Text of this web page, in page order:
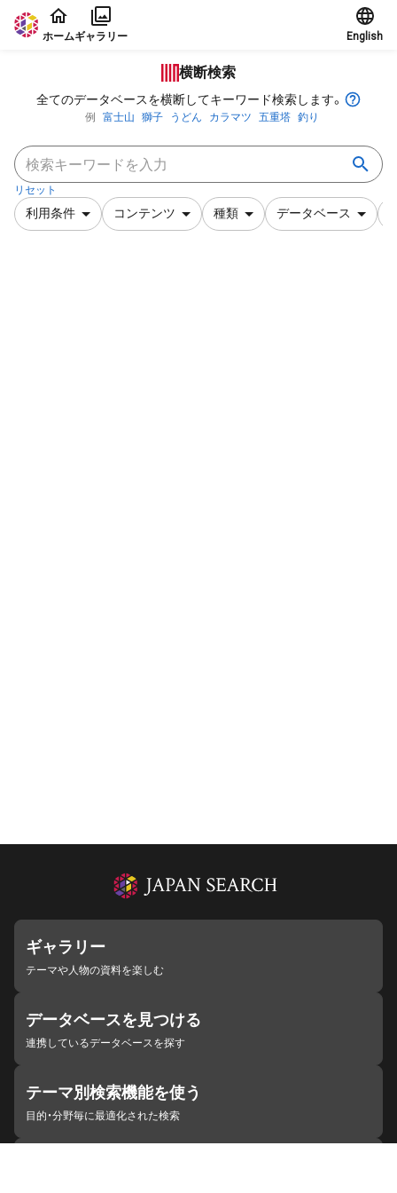
本文に飛ぶ
ホームギャラリー English
横断検索
全てのデータベースを横断してキーワード検索します。
例 富士山 獅子 うどん カラマツ 五重塔 釣り
リセット
利用条件 コンテンツ 種類 データベース
ギャラリー
テーマや人物の資料を楽しむ
データベースを見つける
連携しているデータベースを探す
テーマ別検索機能を使う
目的・分野毎に最適化された検索